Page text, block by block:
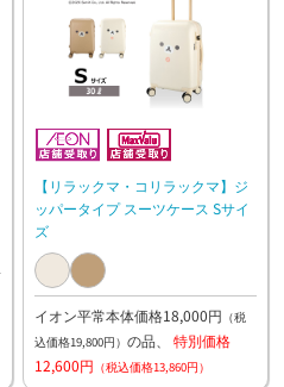
【リラックマ・コリラックマ】ジ
ッパータイプ スーツケース Sサイ
ズ
イオン平常本体価格18,000円 （税
込価格19,800円） の品、 特別価格
12,600円 （税込価格13,860円）